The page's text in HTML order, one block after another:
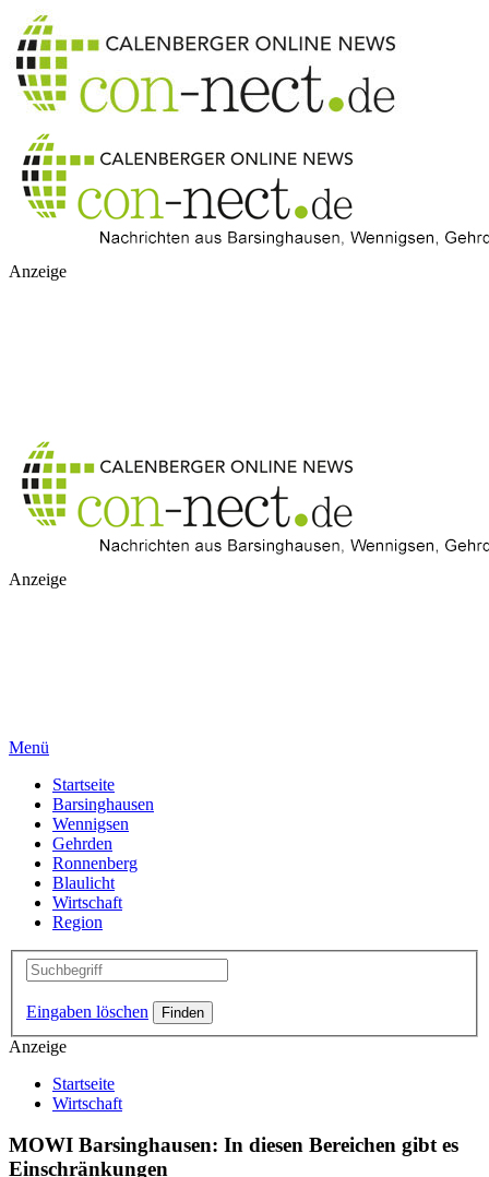
Anzeige
Anzeige
Menü
Startseite
Barsinghausen
Wennigsen
Gehrden
Ronnenberg
Blaulicht
Wirtschaft
Region
Eingaben löschen
Anzeige
Startseite
Wirtschaft
MOWI Barsinghausen: In diesen Bereichen gibt es
Einschränkungen